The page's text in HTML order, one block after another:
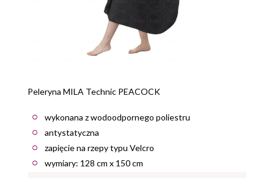
Peleryna MILA Technic PEACOCK
wykonana z wodoodpornego poliestru
antystatyczna
zapięcie na rzepy typu Velcro
wymiary: 128 cm x 150 cm